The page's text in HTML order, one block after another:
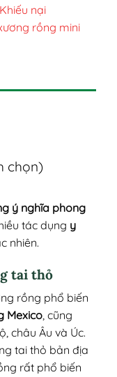
Khiếu nại
rồng mini
chọn)
ý nghĩa phong
tác dụng y
nhiên.
tai thỏ
rồng phổ biến
Mexico, cũng
châu Âu và Úc.
tai thỏ bản địa
rất phổ biến